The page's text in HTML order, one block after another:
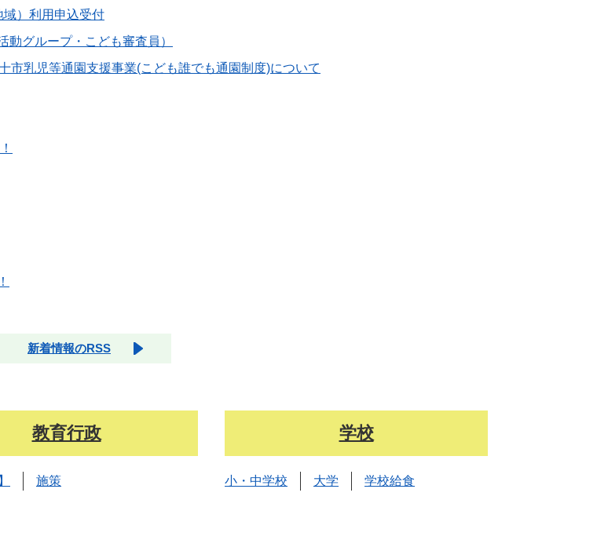
）利用申込受付
動グループ・こども審査員）
市乳児等通園支援事業(こども誰でも通園制度)について
新着情報のRSS
教育行政
施策
学校
小・中学校 大学 学校給食